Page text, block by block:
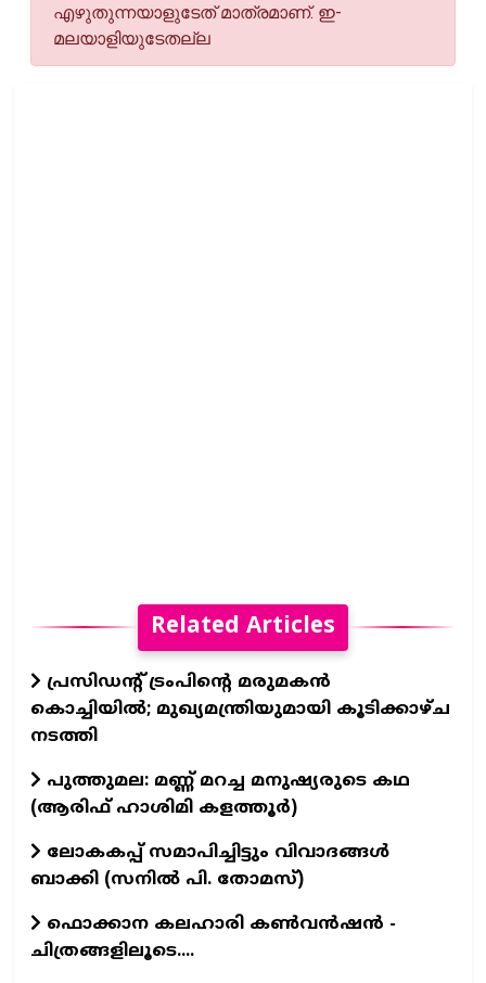
എഴുതുന്നയാളുടേത് മാത്രമാണ്. ഇ-
മലയാളിയുടേതല്ല
Related Articles
പ്രസിഡന്‍റ് ട്രംപിന്‍റെ മരുമകൻ
കൊച്ചിയിൽ; മുഖ്യമന്ത്രിയുമായി കൂടിക്കാഴ്ച
നടത്തി
പുത്തുമല: മണ്ണ് മറച്ച മനുഷ്യരുടെ കഥ
(ആരിഫ് ഹാശിമി കളത്തൂർ)
ലോകകപ്പ് സമാപിച്ചിട്ടും വിവാദങ്ങള്‍
ബാക്കി (സനില്‍ പി. തോമസ്)
ഫൊക്കാന കലഹാരി കണ്‍വന്‍ഷന്‍ -
ചിത്രങ്ങളിലൂടെ....